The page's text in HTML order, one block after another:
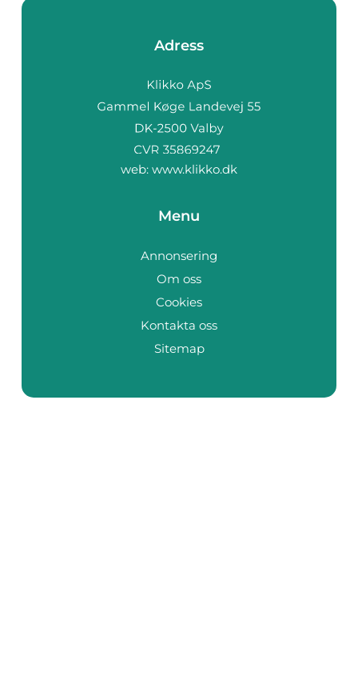
Adress
web: www.klikko.dk
Menu
Annonsering
Om oss
Cookies
Kontakta oss
Sitemap